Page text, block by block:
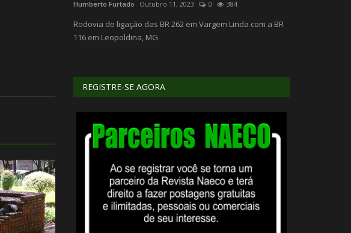
Humberto Furtado Outubro 11, 2023 0 384
Rodovia de ligação das BR 262 em Vargem Linda com a BR
116 em Leopoldina, MG
REGISTRE-SE AGORA